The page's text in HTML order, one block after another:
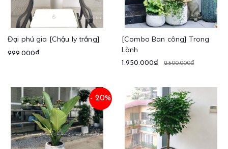
Đại phú gia [Chậu ly trắng]
999.000₫
[Combo Ban công] Trong
Lành
1.950.000₫ 2.500.000₫
- 20%